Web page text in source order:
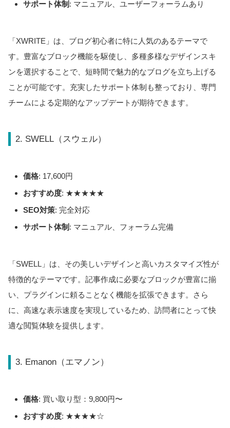
サポート体制 : マニュアル、ユーザーフォーラムあり
「XWRITE」は、ブログ初心者に特に人気のあるテーマで
す。豊富なブロック機能を駆使し、多種多様なデザインスキ
ンを選択することで、短時間で魅力的なブログを立ち上げる
ことが可能です。充実したサポート体制も整っており、専門
チームによる定期的なアップデートが期待できます。
2. SWELL（スウェル）
価格: 17,600円
おすすめ度: ★★★★★
SEO対策: 完全対応
サポート体制 : マニュアル、フォーラム完備
「SWELL」は、その美しいデザインと高いカスタマイズ性が
特徴的なテーマです。記事作成に必要なブロックが豊富に揃
い、プラグインに頼ることなく機能を拡張できます。さら
に、高速な表示速度を実現しているため、訪問者にとって快
適な閲覧体験を提供します。
3. Emanon（エマノン）
価格: 買い取り型：9,800円〜
おすすめ度: ★★★★☆